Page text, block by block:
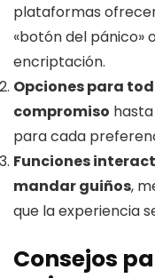
plataformas
«botón del pánico»
encriptación.
Opciones para
compromiso
para cada
Funciones
mandar guiños,
que la experiencia
Consejos